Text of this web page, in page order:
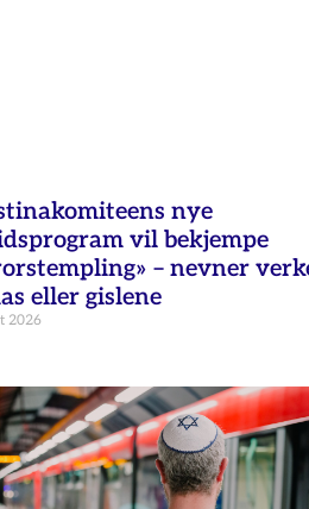
nye
vil bekjempe
– nevner
eller gislene
2026